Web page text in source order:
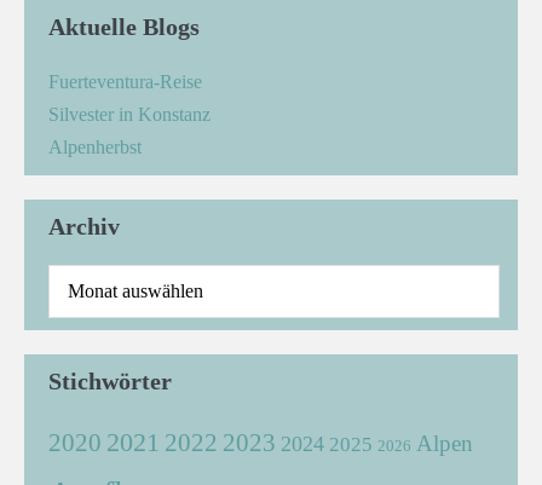
Aktuelle Blogs
Fuerteventura-Reise
Silvester in Konstanz
Alpenherbst
Archiv
Stichwörter
2020 2021 2022 2023 2024 2025 2026 Alpen